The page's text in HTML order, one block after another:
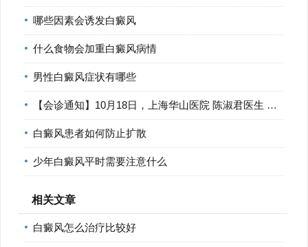
哪些因素会诱发白癜风
什么食物会加重白癜风病情
男性白癜风症状有哪些
【会诊通知】10月18日，上海华山医院 陈淑君医生 莅临宁波华仁
白癜风患者如何防止扩散
少年白癜风平时需要注意什么
相关文章
白癜风怎么治疗比较好